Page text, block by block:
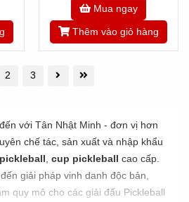
Mua ngay
Thêm vào giỏ hàng
2 3
với Tân Nhật Minh - đơn vị hơn
chế tác, sản xuất và nhập khẩu
cup pickleball cao cấp.
giải pháp vinh danh độc bản,
quy mô cho các giải đấu Pickleball